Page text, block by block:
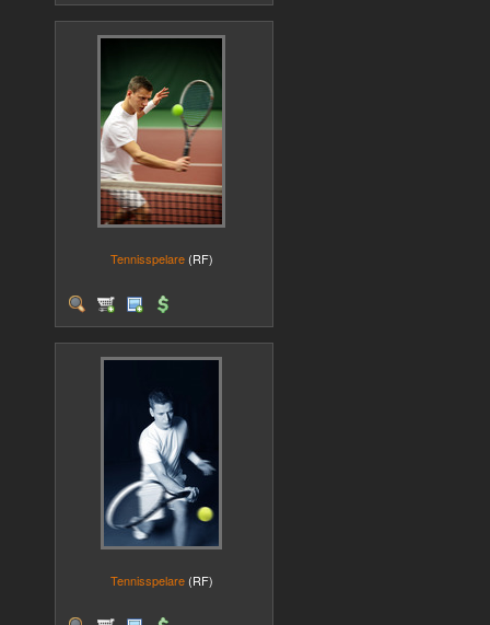
Tennisspelare (RF)
Tennisspelare (RF)